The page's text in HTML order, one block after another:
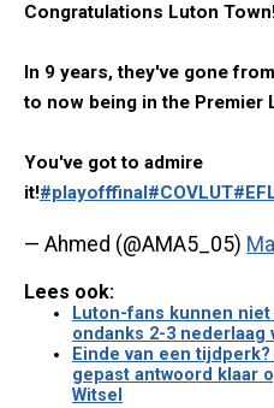
Congratulations Luton
In 9 years, they've gone
to now being in the Premier
You've got to admire
it!#playofffinal#COVLUT
— Ahmed (@AMA5_05)
Lees ook:
Luton-fans kunnen
ondanks 2-3 nederlaag
Einde van een
gepast antwoord klaar
Witsel